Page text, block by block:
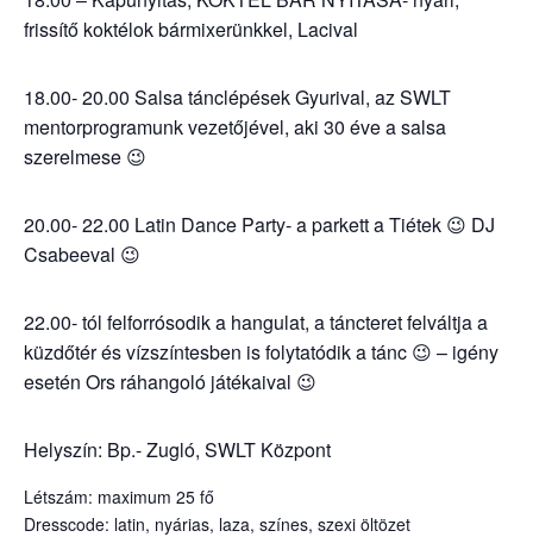
frissítő koktélok bármixerünkkel, Lacival
18.00- 20.00 Salsa tánclépések Gyurival, az SWLT
mentorprogramunk vezetőjével, aki 30 éve a salsa
szerelmese 😉
20.00- 22.00 Latin Dance Party- a parkett a Tiétek 😉 DJ
Csabeeval 😉
22.00- tól felforrósodik a hangulat, a táncteret felváltja a
küzdőtér és vízszíntesben is folytatódik a tánc 😉 – igény
esetén Ors ráhangoló játékaival 😉
Helyszín: Bp.- Zugló, SWLT Központ
Létszám: maximum 25 fő
Dresscode: latin, nyárias, laza, színes, szexi öltözet